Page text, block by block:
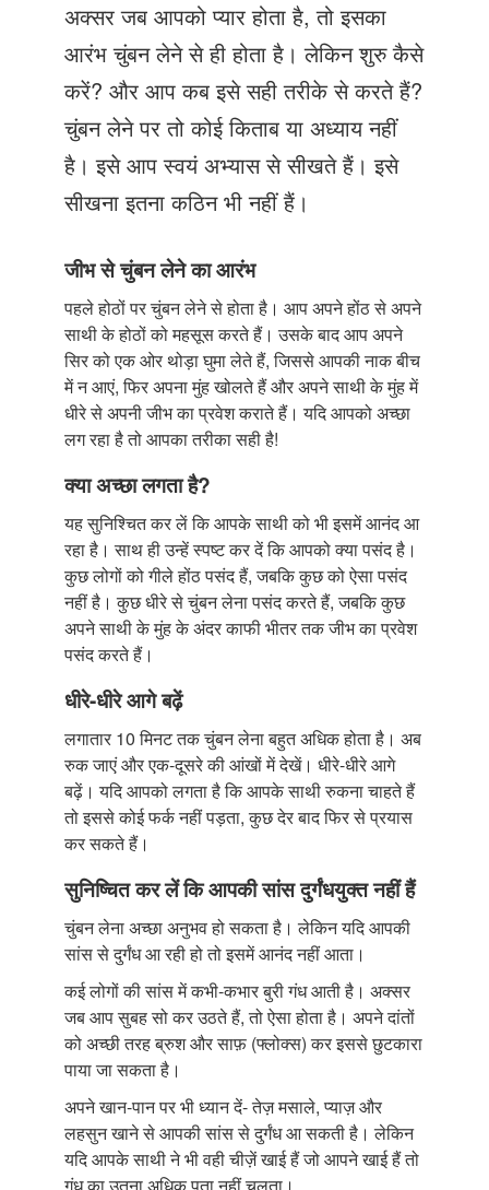
Just Poocho
संपर्क करें
अक्सर जब आपको प्यार होता है, तो इसका
आरंभ चुंबन लेने से ही होता है। लेकिन शुरु कैसे
करें? और आप कब इसे सही तरीके से करते हैं?
चुंबन लेने पर तो कोई किताब या अध्याय नहीं
है। इसे आप स्वयं अभ्यास से सीखते हैं। इसे
सीखना इतना कठिन भी नहीं हैं।
जीभ से चुंबन लेने का आरंभ
पहले होठों पर चुंबन लेने से होता है। आप अपने होंठ से अपने
साथी के होठों को महसूस करते हैं। उसके बाद आप अपने
सिर को एक ओर थोड़ा घुमा लेते हैं, जिससे आपकी नाक बीच
में न आएं, फिर अपना मुंह खोलते हैं और अपने साथी के मुंह में
धीरे से अपनी जीभ का प्रवेश कराते हैं। यदि आपको अच्छा
लग रहा है तो आपका तरीका सही है!
क्या अच्छा लगता है?
यह सुनिश्चित कर लें कि आपके साथी को भी इसमें आनंद आ
रहा है। साथ ही उन्हें स्पष्ट कर दें कि आपको क्या पसंद है।
कुछ लोगों को गीले होंठ पसंद हैं, जबकि कुछ को ऐसा पसंद
नहीं है। कुछ धीरे से चुंबन लेना पसंद करते हैं, जबकि कुछ
अपने साथी के मुंह के अंदर काफी भीतर तक जीभ का प्रवेश
पसंद करते हैं।
धीरे-धीरे आगे बढ़ें
लगातार 10 मिनट तक चुंबन लेना बहुत अधिक होता है। अब
रुक जाएं और एक-दूसरे की आंखों में देखें। धीरे-धीरे आगे
बढ़ें। यदि आपको लगता है कि आपके साथी रुकना चाहते हैं
तो इससे कोई फर्क नहीं पड़ता, कुछ देर बाद फिर से प्रयास
कर सकते हैं।
सुनिष्चित कर लें कि आपकी सांस दुर्गंधयुक्त नहीं हैं
चुंबन लेना अच्छा अनुभव हो सकता है। लेकिन यदि आपकी
सांस से दुर्गंध आ रही हो तो इसमें आनंद नहीं आता।
कई लोगों की सांस में कभी-कभार बुरी गंध आती है। अक्सर
जब आप सुबह सो कर उठते हैं, तो ऐसा होता है। अपने दांतों
को अच्छी तरह ब्रुश और साफ़ (फ्लोक्स) कर इससे छुटकारा
पाया जा सकता है।
अपने खान-पान पर भी ध्यान दें- तेज़ मसाले, प्याज़ और
लहसुन खाने से आपकी सांस से दुर्गंध आ सकती है। लेकिन
यदि आपके साथी ने भी वही चीज़ें खाई हैं जो आपने खाई हैं तो